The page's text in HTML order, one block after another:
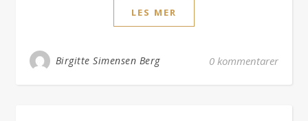
LES MER
Birgitte Simensen Berg 0 kommentarer